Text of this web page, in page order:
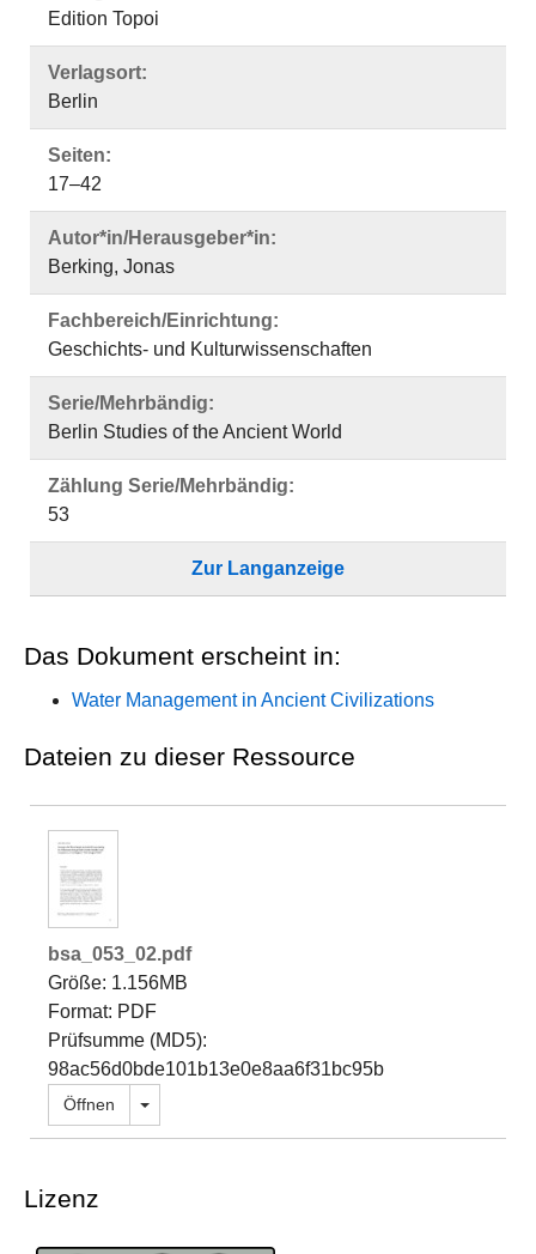
Edition Topoi
Verlagsort:
Berlin
Seiten:
17–42
Autor*in/Herausgeber*in:
Berking, Jonas
Fachbereich/Einrichtung:
Geschichts- und Kulturwissenschaften
Serie/Mehrbändig:
Berlin Studies of the Ancient World
Zählung Serie/Mehrbändig:
53
Zur Langanzeige
Das Dokument erscheint in:
Water Management in Ancient Civilizations
Dateien zu dieser Ressource
bsa_053_02.pdf
Größe: 1.156MB
Format: PDF
Prüfsumme (MD5):
98ac56d0bde101b13e0e8aa6f31bc95b
Öffnen Dropdown öffnen
Lizenz